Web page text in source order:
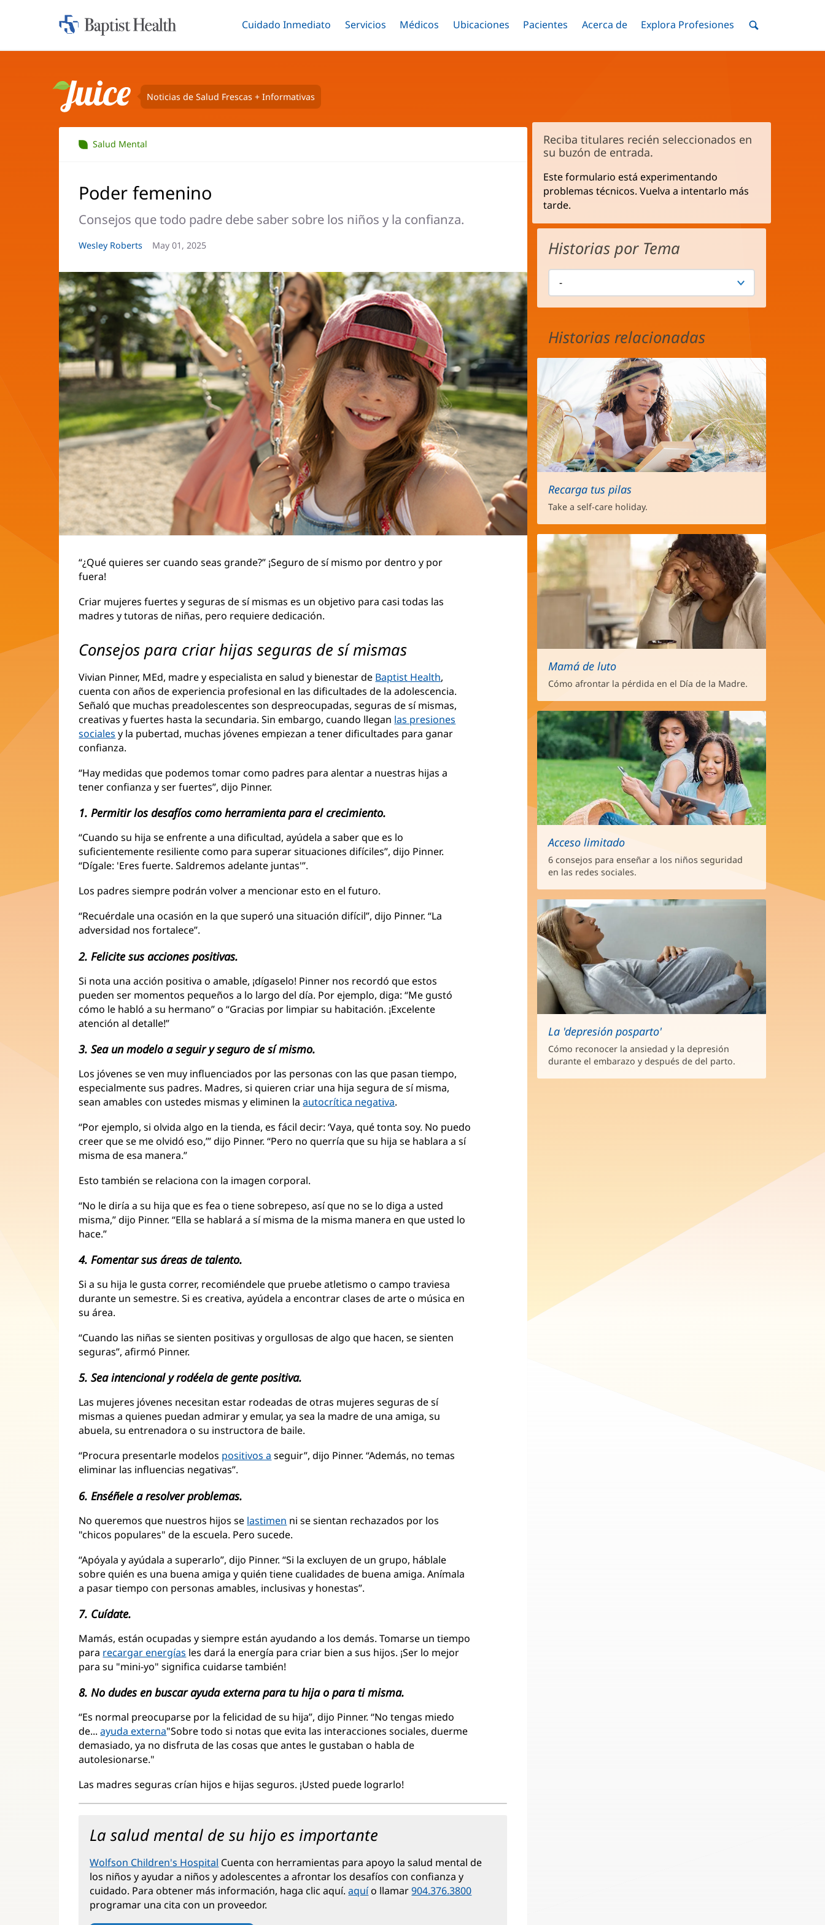
Saltar
Iniciar:
Alternar
Cuidado Inmediato Menú
Alternar
Servicios Menú
Alternar
Médicos Menú
Alternar
Ubicaciones Menú
Alternar
Pacientes Menú
Alternar
Acerca deMenúAlternar
Explora Profesiones MenúAlternar
Juice Noticias de Salud Frescas + Informativas
Salud Mental
Poder femenino
Consejos que todo padre debe saber sobre los niños y la confianza.
Autor
artículo:
Wesley Roberts
Fecha
artículo:
May 01, 2025
“¿Qué quieres ser cuando seas grande?” ¡Seguro de sí mismo por dentro y por
fuera!
Criar mujeres fuertes y seguras de sí mismas es un objetivo para casi todas las
madres y tutoras de niñas, pero requiere dedicación.
Consejos para criar hijas seguras de sí mismas
Vivian Pinner, MEd, madre y especialista en salud y bienestar de Baptist Health,
cuenta con años de experiencia profesional en las dificultades de la adolescencia.
Señaló que muchas preadolescentes son despreocupadas, seguras de sí mismas,
creativas y fuertes hasta la secundaria. Sin embargo, cuando llegan las presiones
sociales y la pubertad, muchas jóvenes empiezan a tener dificultades para ganar
confianza.
“Hay medidas que podemos tomar como padres para alentar a nuestras hijas a
tener confianza y ser fuertes”, dijo Pinner.
1. Permitir los desafíos como herramienta para el crecimiento.
“Cuando su hija se enfrente a una dificultad, ayúdela a saber que es lo
suficientemente resiliente como para superar situaciones difíciles”, dijo Pinner.
“Dígale: 'Eres fuerte. Saldremos adelante juntas'”.
Los padres siempre podrán volver a mencionar esto en el futuro.
“Recuérdale una ocasión en la que superó una situación difícil”, dijo Pinner. “La
adversidad nos fortalece”.
2. Felicite sus acciones positivas.
Si nota una acción positiva o amable, ¡dígaselo! Pinner nos recordó que estos
pueden ser momentos pequeños a lo largo del día. Por ejemplo, diga: “Me gustó
cómo le habló a su hermano” o “Gracias por limpiar su habitación. ¡Excelente
atención al detalle!”
3. Sea un modelo a seguir y seguro de sí mismo.
Los jóvenes se ven muy influenciados por las personas con las que pasan tiempo,
especialmente sus padres. Madres, si quieren criar una hija segura de sí misma,
sean amables con ustedes mismas y eliminen laautocrítica negativa.
“Por ejemplo, si olvida algo en la tienda, es fácil decir: ‘Vaya, qué tonta soy. No puedo
creer que se me olvidó eso,’” dijo Pinner. “Pero no querría que su hija se hablara a sí
misma de esa manera.”
Esto también se relaciona con la imagen corporal.
“No le diría a su hija que es fea o tiene sobrepeso, así que no se lo diga a usted
misma,” dijo Pinner. “Ella se hablará a sí misma de la misma manera en que usted lo
hace.”
4. Fomentar sus áreas de talento.
Si a su hija le gusta correr, recomiéndele que pruebe atletismo o campo traviesa
durante un semestre. Si es creativa, ayúdela a encontrar clases de arte o música en
su área.
“Cuando las niñas se sienten positivas y orgullosas de algo que hacen, se sienten
seguras”, afirmó Pinner.
5. Sea intencional y rodéela de gente positiva.
Las mujeres jóvenes necesitan estar rodeadas de otras mujeres seguras de sí
mismas a quienes puedan admirar y emular, ya sea la madre de una amiga, su
abuela, su entrenadora o su instructora de baile.
“Procura presentarle modelos positivos a seguir”, dijo Pinner. “Además, no temas
eliminar las influencias negativas”.
6. Enséñele a resolver problemas.
No queremos que nuestros hijos se lastimen ni se sientan rechazados por los
"chicos populares" de la escuela. Pero sucede.
“Apóyala y ayúdala a superarlo”, dijo Pinner. “Si la excluyen de un grupo, háblale
sobre quién es una buena amiga y quién tiene cualidades de buena amiga. Anímala
a pasar tiempo con personas amables, inclusivas y honestas”.
7. Cuídate.
Mamás, están ocupadas y siempre están ayudando a los demás. Tomarse un tiempo
para recargar energías les dará la energía para criar bien a sus hijos. ¡Ser lo mejor
para su "mini-yo" significa cuidarse también!
8. No dudes en buscar ayuda externa para tu hija o para ti misma.
“Es normal preocuparse por la felicidad de su hija”, dijo Pinner. “No tengas miedo
de...ayuda externa(Se
abre
ventana
nueva)
"Sobre todo si notas que evita las interacciones sociales, duerme
demasiado, ya no disfruta de las cosas que antes le gustaban o habla de
autolesionarse."
Las madres seguras crían hijos e hijas seguros. ¡Usted puede lograrlo!
La salud mental de su hijo es importante
Wolfson Children's Hospital (Se
abre
en
una
Cuenta con herramientas para apoyo la salud mental de
los niños y ayudar a niños y adolescentes a afrontar los desafíos con confianza y
cuidado. Para obtener más información, haga clic aquí.aquí(Se
o llamar904.376.3800
programar una cita con un proveedor.
Reciba titulares recién seleccionados en
su buzón de entrada.
Este formulario está experimentando
problemas técnicos. Vuelva a intentarlo más
tarde.
Historias por Tema
Historias relacionadas
Recarga tus pilas
Take a self-care holiday.
Mamá de luto
Cómo afrontar la pérdida en el Día de la Madre.
Acceso limitado
6 consejos para enseñar a los niños seguridad
en las redes sociales.
La 'depresión posparto'
Cómo reconocer la ansiedad y la depresión
durante el embarazo y después de del parto.